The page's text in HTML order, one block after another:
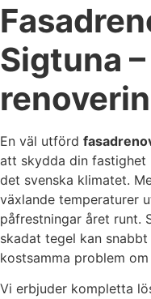
Sigtuna
En väl utförd
att skydda din
det svenska klimatet.
växlande temperaturer
påfrestningar året runt.
skadat tegel kan
kostsamma problem
Vi erbjuder kompletta